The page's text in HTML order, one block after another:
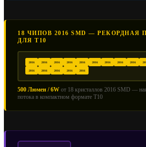
18 ЧИПОВ 2016 SMD — РЕКОРДНАЯ
ДЛЯ T10
2016 2016 2016 2016 2016 2016 2016 2016 2016
2016 2016 2016 2016 2016
500 Люмен / 6W от 18 кристаллов 2016 SMD —
потока в компактном формате T10